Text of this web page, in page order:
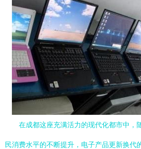
在成都这座充满活力的现代化都市中，
民消费水平的不断提升，电子产品更新换代